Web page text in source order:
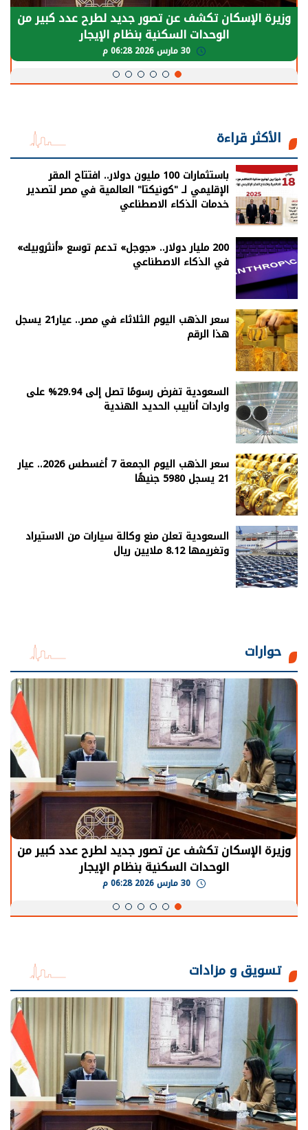
وزيرة الإسكان تكشف عن تصور جديد لطرح عدد كبير من
الوحدات السكنية بنظام الإيجار
الأكثر قراءة
باستثمارات 100 مليون دولار.. افتتاح المقر
الإقليمي لـ "كونيكتا" العالمية في مصر لتصدير
خدمات الذكاء الاصطناعي
200 مليار دولار.. «جوجل» تدعم توسع «أنثروبيك»
في الذكاء الاصطناعي
سعر الذهب اليوم الثلاثاء في مصر.. عيار21 يسجل
هذا الرقم
السعودية تفرض رسومًا تصل إلى 29.94% على
واردات أنابيب الحديد الهندية
سعر الذهب اليوم الجمعة 7 أغسطس 2026.. عيار
21 يسجل 5980 جنيهًا
السعودية تعلن منع وكالة سيارات من الاستيراد
وتغريمها 8.12 ملايين ريال
حوارات
وزيرة الإسكان تكشف عن تصور جديد لطرح عدد كبير من
الوحدات السكنية بنظام الإيجار
تسويق و مزادات